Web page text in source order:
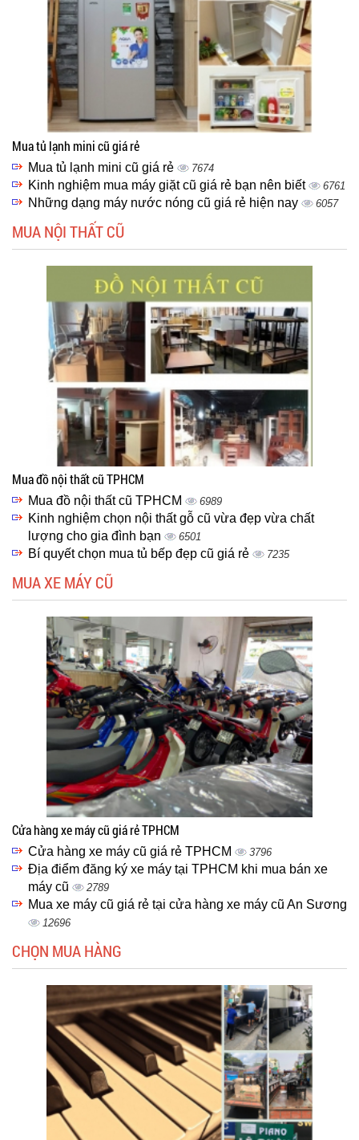
Mua tủ lạnh mini cũ giá rẻ
Mua tủ lạnh mini cũ giá rẻ 7674
Kinh nghiệm mua máy giặt cũ giá rẻ bạn nên biết 6761
Những dạng máy nước nóng cũ giá rẻ hiện nay 6057
MUA NỘI THẤT CŨ
Mua đồ nội thất cũ TPHCM
Mua đồ nội thất cũ TPHCM 6989
Kinh nghiệm chọn nội thất gỗ cũ vừa đẹp vừa chất
lượng cho gia đình bạn
6501
Bí quyết chọn mua tủ bếp đẹp cũ giá rẻ 7235
MUA XE MÁY CŨ
Cửa hàng xe máy cũ giá rẻ TPHCM
Cửa hàng xe máy cũ giá rẻ TPHCM 3796
Địa điểm đăng ký xe máy tại TPHCM khi mua bán xe
máy cũ
2789
Mua xe máy cũ giá rẻ tại cửa hàng xe máy cũ An Sương
12696
CHỌN MUA HÀNG